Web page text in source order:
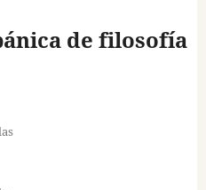
de filosofía